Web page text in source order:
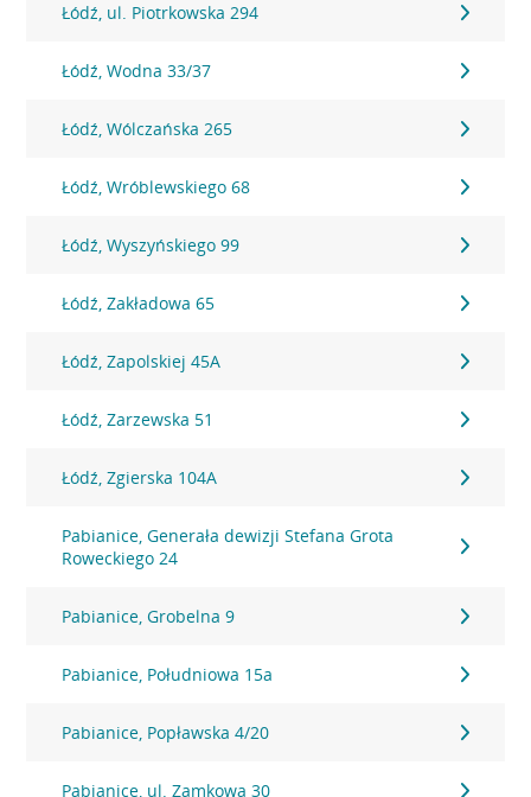
Łódź, ul. Piotrkowska 294
Łódź, Wodna 33/37
Łódź, Wólczańska 265
Łódź, Wróblewskiego 68
Łódź, Wyszyńskiego 99
Łódź, Zakładowa 65
Łódź, Zapolskiej 45A
Łódź, Zarzewska 51
Łódź, Zgierska 104A
Pabianice, Generała dewizji Stefana Grota
Roweckiego 24
Pabianice, Grobelna 9
Pabianice, Południowa 15a
Pabianice, Popławska 4/20
Pabianice, ul. Zamkowa 30